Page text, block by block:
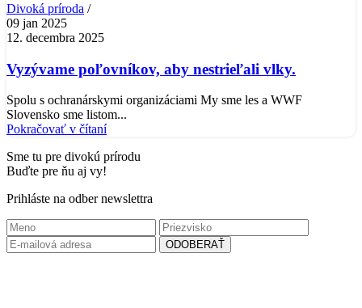
Divoká príroda
09 jan 2025
12. decembra 2025
Vyzývame poľovníkov, aby nestrieľali vlky.
Spolu s ochranárskymi organizáciami My sme les a WWF
Slovensko sme listom...
Pokračovať v čítaní
Sme tu pre divokú prírodu
Buďte pre ňu aj vy!
Prihláste na odber newslettra